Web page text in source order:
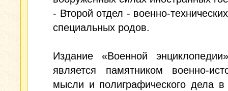
- Второй отдел - военно-
специальных родов.
Издание «Военной
является памятником военно-
мысли и полиграфического дела